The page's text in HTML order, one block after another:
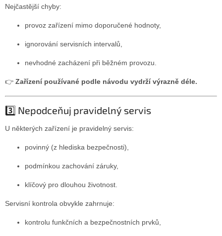
Nejčastější chyby:
provoz zařízení mimo doporučené hodnoty,
ignorování servisních intervalů,
nevhodné zacházení při běžném provozu.
👉 Zařízení používané podle návodu vydrží výrazně déle.
3️⃣ Nepodceňuj pravidelný servis
U některých zařízení je pravidelný servis:
povinný (z hlediska bezpečnosti),
podmínkou zachování záruky,
klíčový pro dlouhou životnost.
Servisní kontrola obvykle zahrnuje:
kontrolu funkčních a bezpečnostních prvků,